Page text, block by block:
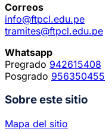
Correos
info@ftpcl.edu.pe
tramites@ftpcl.edu.pe
Whatsapp
Pregrado 942615408
Posgrado 956350455
Sobre este sitio
Mapa del sitio